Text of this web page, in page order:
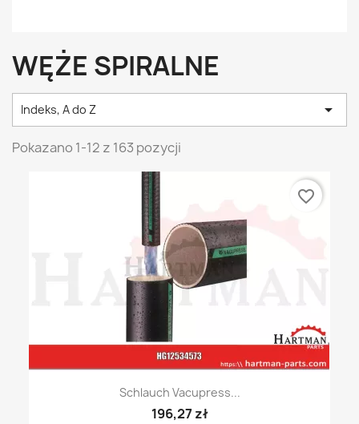
WĘŻE SPIRALNE
Indeks, A do Z 
Pokazano 1-12 z 163 pozycji
Schlauch Vacupress...
196,27 zł
favorite_border